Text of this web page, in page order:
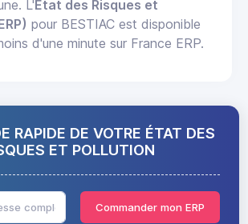
L'État des Risques et
pour BESTIAC est disponible
d'une minute sur France ERP.
RAPIDE DE VOTRE ÉTAT DES
ET POLLUTION
Commander mon ERP